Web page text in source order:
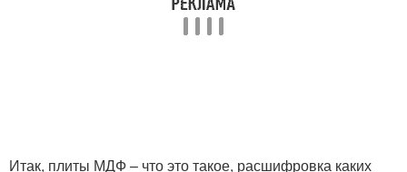
Итак, плиты МДФ – что это такое, расшифровка каких